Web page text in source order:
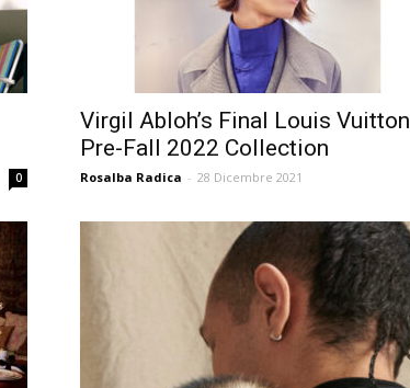
0
Virgil Abloh’s Final Louis Vuitton
Pre-Fall 2022 Collection
Rosalba Radica - 28 Dicembre 2021